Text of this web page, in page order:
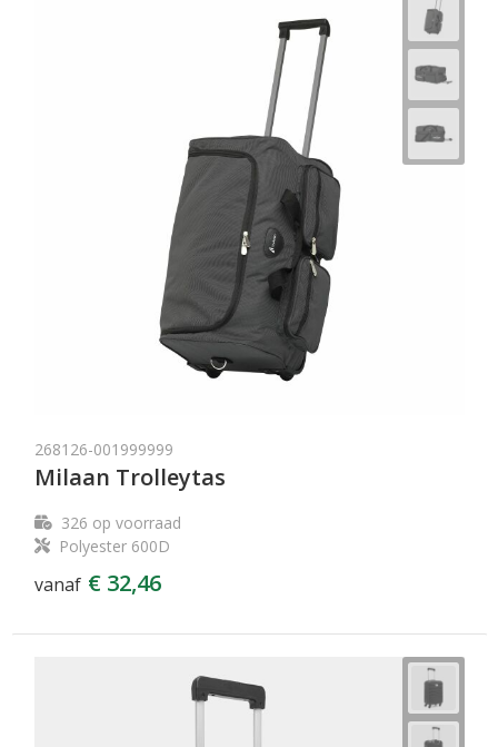
268126-001999999
Milaan Trolleytas
326 op voorraad
Polyester 600D
vanaf € 32,46